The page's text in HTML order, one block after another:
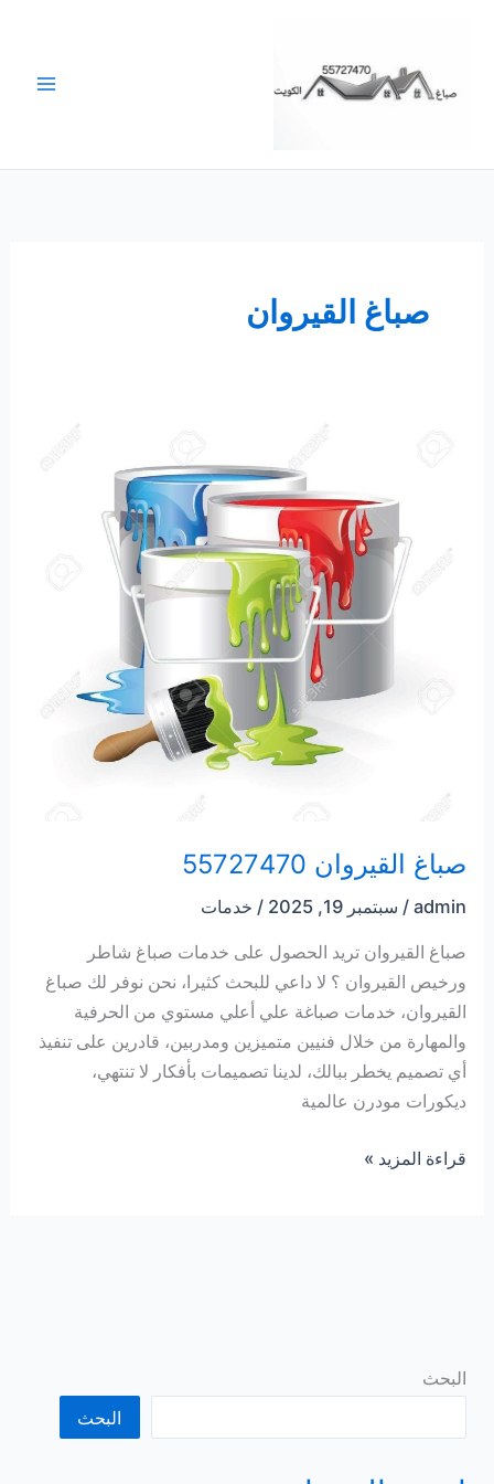
صباغ القيروان
صباغ القيروان 55727470
admin
/ سبتمبر 19, 2025 / خدمات
صباغ القيروان تريد الحصول على خدمات صباغ شاطر
ورخيص القيروان ؟ لا داعي للبحث كثيرا، نحن نوفر لك صباغ
القيروان، خدمات صباغة علي أعلي مستوي من الحرفية
والمهارة من خلال فنيين متميزين ومدربين، قادرين على تنفيذ
أي تصميم يخطر ببالك، لدينا تصميمات بأفكار لا تنتهي،
ديكورات مودرن عالمية
صباغ
قراءة المزيد »
البحث
البحث